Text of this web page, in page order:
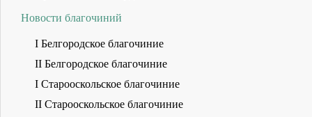
Новости благочиний
I Белгородское благочиние
II Белгородское благочиние
I Старооскольское благочиние
II Старооскольское благочиние